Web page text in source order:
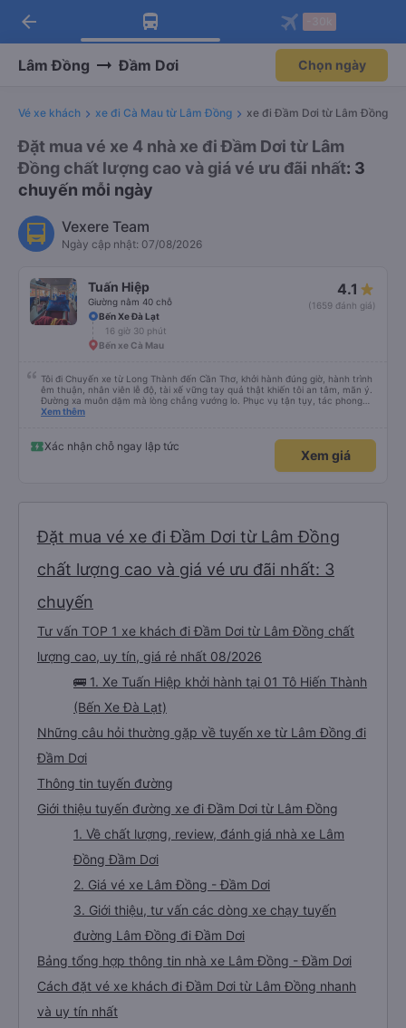
Tải app Vexere ngay!
Nhận ưu đãi thành viên độc
Mở app
Tải app Vexere
-30k/ghế khi đặt vé máy bay qua
Mở app
arrow_back
Lâm Đồng Đầm Dơi Chọn ngày
Vé xe khách xe đi Cà Mau từ Lâm Đồng xe đi Đầm Dơi từ Lâm Đồng
Đặt mua vé xe 4 nhà xe đi Đầm Dơi từ Lâm
Đồng chất lượng cao và giá vé ưu đãi nhất: 3
chuyến mỗi ngày
Vexere Team
Ngày cập nhật: 07/08/2026
Tuấn Hiệp
Giường nằm 40 chỗ
4.1
(1659 đánh giá)
Bến Xe Đà Lạt
16 giờ 30 phút
Bến xe Cà Mau
Tôi đi Chuyến xe từ Long Thành đến Cần Thơ, khởi hành đúng giờ, hành trình
êm thuận, nhân viên lễ độ, tài xế vững tay quả thật khiến tôi an tâm, mãn ý.
Đường xa muôn dặm mà lòng chẳng vướng lo. Phục vụ tận tụy, tác phong
nghiêm cẩn, hiếm thấy giữa thời buổi kim tiền vội vã. Xã hội loạn đạo. Xin gửi
Xem thêm
Xác nhận chỗ ngay lập tức
Xem giá
Đặt mua vé xe đi Đầm Dơi từ Lâm Đồng
chất lượng cao và giá vé ưu đãi nhất: 3
chuyến
Tư vấn TOP 1 xe khách đi Đầm Dơi từ Lâm Đồng chất
lượng cao, uy tín, giá rẻ nhất 08/2026
🚌 1. Xe Tuấn Hiệp khởi hành tại 01 Tô Hiến Thành
(Bến Xe Đà Lạt)
Những câu hỏi thường gặp về tuyến xe từ Lâm Đồng đi
Đầm Dơi
Thông tin tuyến đường
Giới thiệu tuyến đường xe đi Đầm Dơi từ Lâm Đồng
1. Về chất lượng, review, đánh giá nhà xe Lâm
Đồng Đầm Dơi
2. Giá vé xe Lâm Đồng - Đầm Dơi
3. Giới thiệu, tư vấn các dòng xe chạy tuyến
đường Lâm Đồng đi Đầm Dơi
Bảng tổng hợp thông tin nhà xe Lâm Đồng - Đầm Dơi
Cách đặt vé xe khách đi Đầm Dơi từ Lâm Đồng nhanh
và uy tín nhất